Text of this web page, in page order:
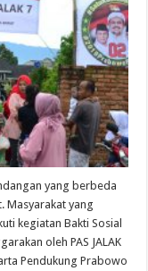
yang berbeda
Masyarakat yang
kegiatan Bakti Sosial
oleh PAS JALAK
Pendukung Prabowo